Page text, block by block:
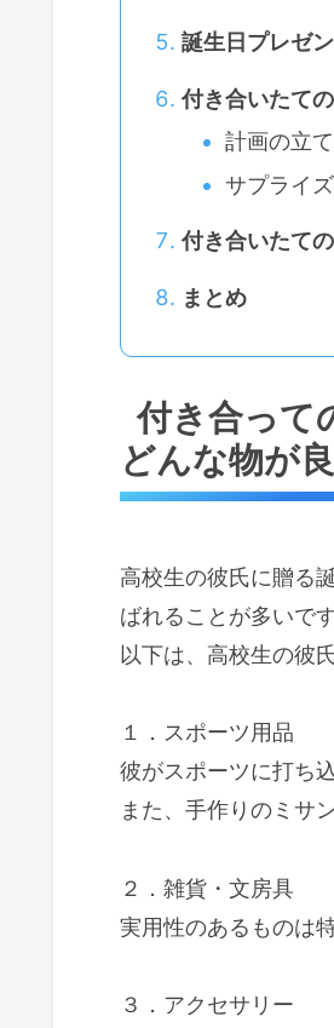
誕生日プレゼ
付き合いたて
計画の立
サプライ
付き合いたて
まとめ
付き合って
どんな物が
高校生の彼氏に贈る
ばれることが多いです
以下は、高校生の彼
１．スポーツ用品
彼がスポーツに打ち
また、手作りのミサ
２．雑貨・文房具
実用性のあるものは
３．アクセサリー